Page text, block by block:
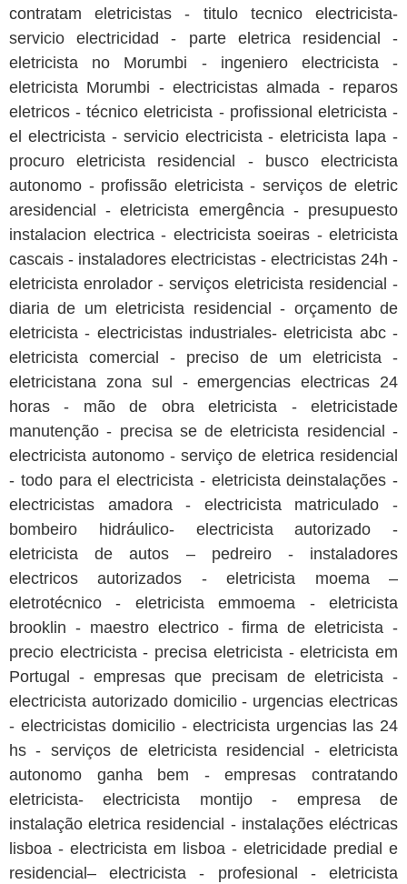
contratam eletricistas - titulo tecnico electricista-
servicio electricidad - parte eletrica residencial -
eletricista no Morumbi - ingeniero electricista -
eletricista Morumbi - electricistas almada - reparos
eletricos - técnico eletricista - profissional eletricista -
el electricista - servicio electricista - eletricista lapa -
procuro eletricista residencial - busco electricista
autonomo - profissão eletricista - serviços de eletric
aresidencial - eletricista emergência - presupuesto
instalacion electrica - electricista soeiras - eletricista
cascais - instaladores electricistas - electricistas 24h -
eletricista enrolador - serviços eletricista residencial -
diaria de um eletricista residencial - orçamento de
eletricista - electricistas industriales- eletricista abc -
eletricista comercial - preciso de um eletricista -
eletricistana zona sul - emergencias electricas 24
horas - mão de obra eletricista - eletricistade
manutenção - precisa se de eletricista residencial -
electricista autonomo - serviço de eletrica residencial
- todo para el electricista - eletricista deinstalações -
electricistas amadora - electricista matriculado -
bombeiro hidráulico- electricista autorizado -
eletricista de autos – pedreiro - instaladores
electricos autorizados - eletricista moema –
eletrotécnico - eletricista emmoema - eletricista
brooklin - maestro electrico - firma de eletricista -
precio electricista - precisa eletricista - eletricista em
Portugal - empresas que precisam de eletricista -
electricista autorizado domicilio - urgencias electricas
- electricistas domicilio - electricista urgencias las 24
hs - serviços de eletricista residencial - eletricista
autonomo ganha bem - empresas contratando
eletricista- electricista montijo - empresa de
instalação eletrica residencial - instalações eléctricas
lisboa - electricista em lisboa - eletricidade predial e
residencial– electricista - profesional - eletricista